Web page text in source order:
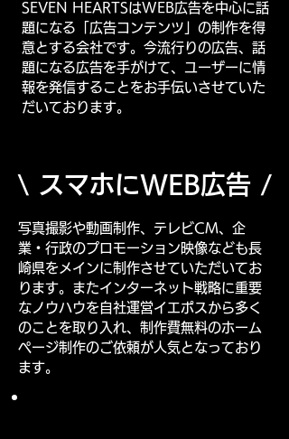
SEVEN HEARTSはWEB広告を中心に話
題になる「広告コンテンツ」の制作を得
意とする会社です。今流行りの広告、話
題になる広告を手がけて、ユーザーに情
報を発信することをお手伝いさせていた
だいております。
\ スマホにWEB広告 /
写真撮影や動画制作、テレビCM、企
業・行政のプロモーション映像なども長
崎県をメインに制作させていただいてお
ります。またインターネット戦略に重要
なノウハウを自社運営イエポスから多く
のことを取り入れ、制作費無料のホーム
ページ制作のご依頼が人気となっており
ます。